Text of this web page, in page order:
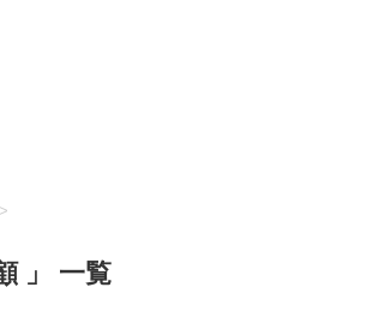
>
」 一覧